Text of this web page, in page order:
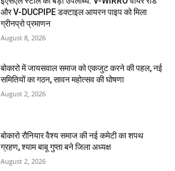
और V-DUCPIPE डक्टाइल आयरन पाइप को मिला
ग्रीनप्रो प्रमाणन
August 8, 2026
बोकारो में जायसवाल समाज को एकजुट करने की पहल, नई
समितियों का गठन, सावन महोत्सव की घोषणा
August 2, 2026
बोकारो रौनियार वैश्य समाज की नई कमेटी का शपथ
ग्रहण, श्याम बाबू गुप्ता बने जिला अध्यक्ष
August 2, 2026